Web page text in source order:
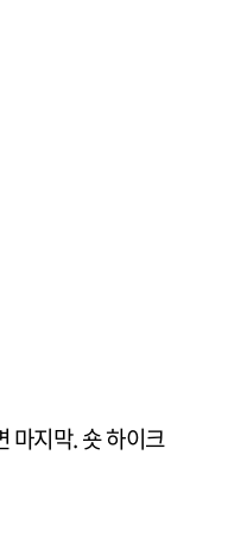
마지막. 숏 하이크